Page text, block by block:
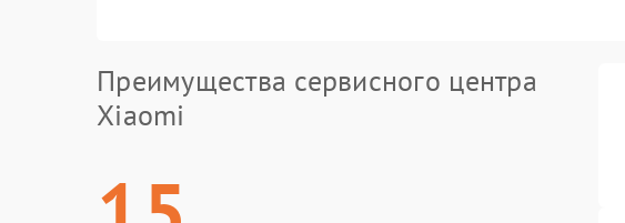
Преимущества сервисного центра
Xiaomi